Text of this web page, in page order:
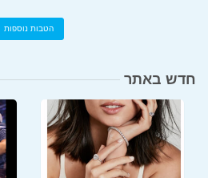
הטבות נוספות
חדש באתר